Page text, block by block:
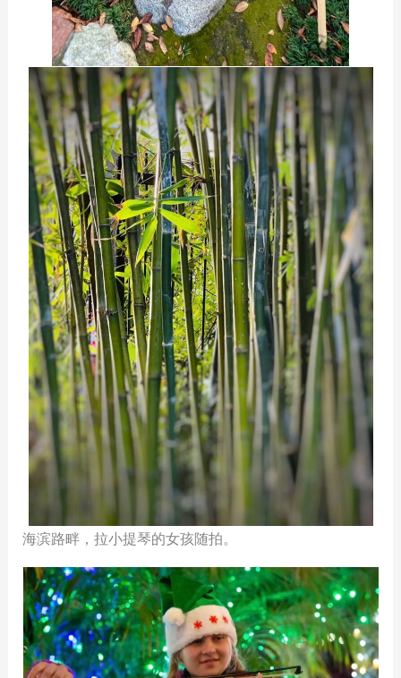
海滨路畔，拉小提琴的女孩随拍。